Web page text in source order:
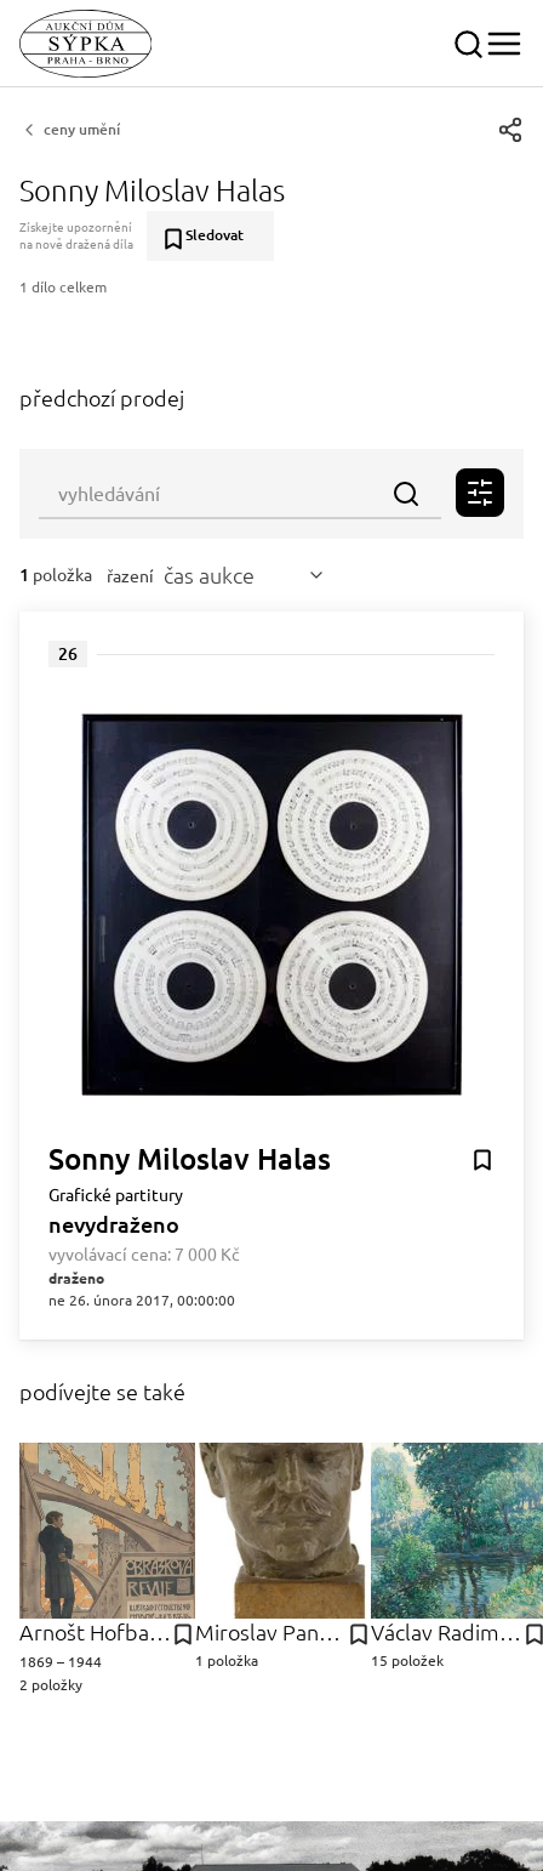
ceny umění
Sonny Miloslav Halas
Získejte upozornění
na nově dražená díla
Sledovat
1 dílo celkem
předchozí prodej
1 položka řazení čas aukce
26
Sonny Miloslav Halas
Grafické partitury
nevydraženo
vyvolávací cena: 7 000 Kč
draženo
ne 26. února 2017, 00:00:00
podívejte se také
Arnošt Hofbauer
1869 – 1944
2 položky
Miroslav Pangrác
1 položka
Václav Radimský
15 položek